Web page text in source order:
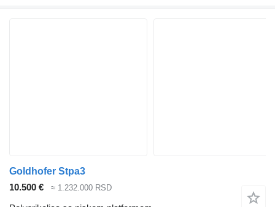
Goldhofer Stpa3
10.500 €
≈ 1.232.000 RSD